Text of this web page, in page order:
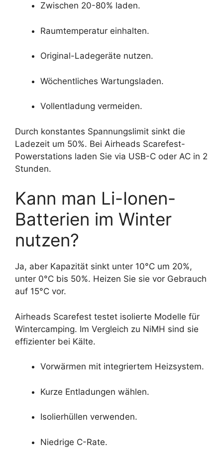
Zwischen 20-80% laden.
Raumtemperatur einhalten.
Original-Ladegeräte nutzen.
Wöchentliches Wartungsladen.
Vollentladung vermeiden.
Durch konstantes Spannungslimit sinkt die
Ladezeit um 50%. Bei Airheads Scarefest-
Powerstations laden Sie via USB-C oder AC in 2
Stunden.
Kann man Li-Ionen-
Batterien im Winter
nutzen?
Ja, aber Kapazität sinkt unter 10°C um 20%,
unter 0°C bis 50%. Heizen Sie sie vor Gebrauch
auf 15°C vor.
Airheads Scarefest testet isolierte Modelle für
Wintercamping. Im Vergleich zu NiMH sind sie
effizienter bei Kälte.
Vorwärmen mit integriertem Heizsystem.
Kurze Entladungen wählen.
Isolierhüllen verwenden.
Niedrige C-Rate.